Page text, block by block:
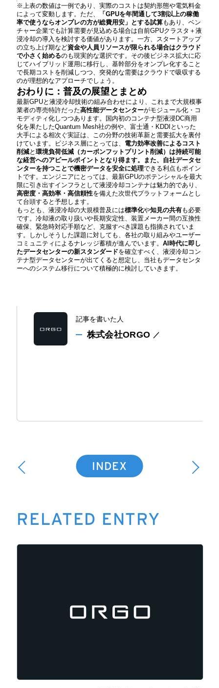
※上表の数値は一例であり、実際のコストは契約形態や電気料金
によって変動します。ただ、
「GPUを年間通して3割以上の稼働
率で使うならオンプレの方が総費用安」とする試算もあり、ベン
チャー企業でも計算需要が見込める場合は自前GPUクラスタ＋液
浸冷却の導入を検討する価値があります。一方、スタートアップ
の立ち上げ期など資金や人員リソースが限られる場合はクラウド
で小さく始めるのも現実的な選択です。その後ビジネス拡大に応
じてハイブリッド運用に移行し、基幹部分をオンプレ化すること
で長期コストを削減しつつ、突発的な需要はクラウドで吸収する
のが理想的なアプローチでしょう​。
おわりに：普及の展望とまとめ
最新GPUと液浸冷却技術の組み合わせにより、これまで大規模事
業者の専売特許だった高性能データセンターがモジュール化・コ
モディティ化しつつあります。国内初のコンテナ型液浸DC商用
化を果たしたQuantum Mesh社の例や、富士通・KDDIといった
大手による相次ぐ実証は、この分野の技術革新と需要拡大を裏付
けています。ビジネス層にとっては、 電力効率改善によるコスト
削減と環境負荷低減（カーボンフットプリント削減）は持続可能
な経営へのアピールポイントとなり得ます。また、自社データセ
ンターを持つことで機密データを安全に処理できる利点もポイン
トです。エンジニアにとっては、最新GPUのポテンシャルを最大
限に引き出すインフラとして液浸冷却コンテナは魅力的であり、
高密度・高効率・高信頼性を備えた次世代プラットフォームとし
て台頭すると予想します。
もっとも、液浸冷却の大規模普及には標準化や知見の共有も必要
です。冷却液の取り扱いや長期安定性、装置メーカー間の互換性
確保、緊急時対応手順など、克服すべき課題も指摘されていま
す。しかしそうした課題に対しても、各社の取り組みやユーザー
コミュニティによるナレッジ蓄積が進んでいます。AI時代に即し
たデータセンターの新スタンダードを確立すべく、液浸冷却コン
テナ型データセンターが出てくると想定し、当社もデータセンタ
ーへのシステム移行について積極的に検討していきます。
記事を書いた人
株式会社ORGO ／
INDEX
RELATED ENTRY